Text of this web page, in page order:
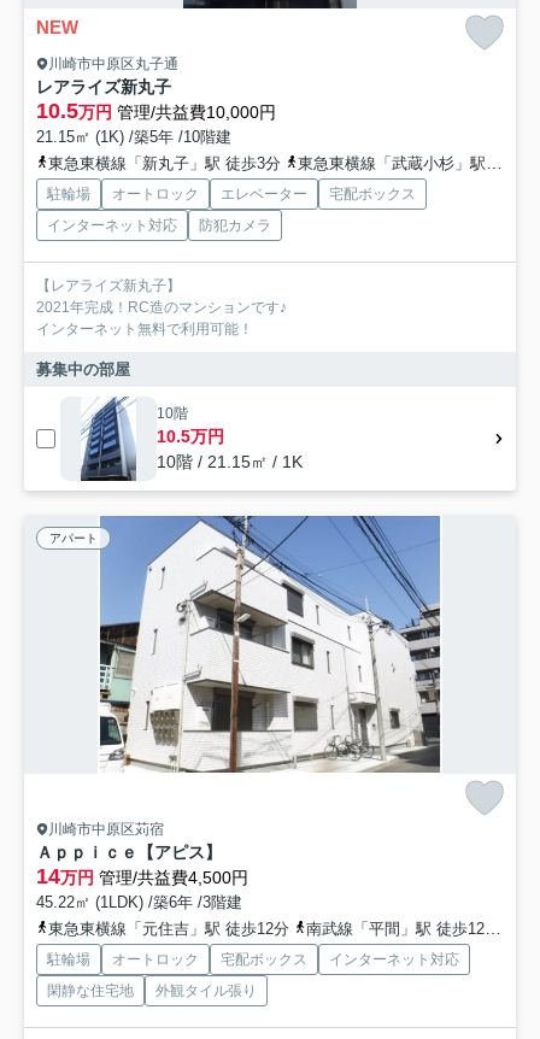
NEW
川崎市中原区丸子通
レアライズ新丸子
10.5万円 管理/共益費10,000円
21.15㎡ (1K) /築5年 /10階建
東急東横線「新丸子」駅 徒歩3分
東急東横線「武蔵小杉」駅 徒歩9分
駐輪場 オートロック エレベーター
宅配ボックス
インターネット対応
防犯カメラ
【レアライズ新丸子】
2021年完成！RC造のマンションです♪
インターネット無料で利用可能！
募集中の部屋
10階
10.5万円
10階 / 21.15㎡ / 1K
アパート
川崎市中原区苅宿
Ａｐｐｉｃｅ【アピス】
14万円 管理/共益費4,500円
45.22㎡ (1LDK) /築6年 /3階建
東急東横線「元住吉」駅 徒歩12分
南武線「平間」駅 徒歩12分
駐輪場 オートロック 宅配ボックス
インターネット対応
閑静な住宅地
外観タイル張り